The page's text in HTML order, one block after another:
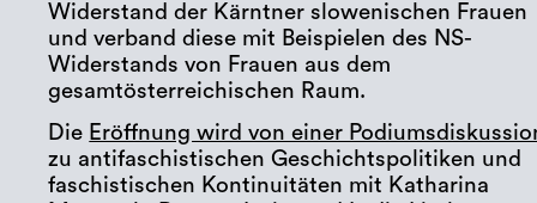
Widerstand der Kärntner slowenischen Frauen
und verband diese mit Beispielen des NS-
Widerstands von Frauen aus dem
gesamtösterreichischen Raum.
Die Eröffnung wird von einer
zu antifaschistischen Geschichtspolitiken und
faschistischen Kontinuitäten mit Katharina